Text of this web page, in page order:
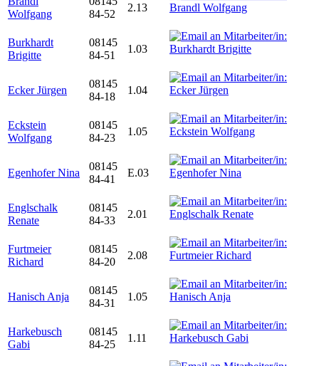
Wolfgang
84-52
2.13
Burkhardt
Brigitte
08145
84-51
1.03
Ecker Jürgen
08145
84-18
1.04
Eckstein
Wolfgang
08145
84-23
1.05
Egenhofer Nina
08145
84-41
E.03
Englschalk
Renate
08145
84-33
2.01
Furtmeier
Richard
08145
84-20
2.08
Hanisch Anja
08145
84-31
1.05
Harkebusch
Gabi
08145
84-25
1.11